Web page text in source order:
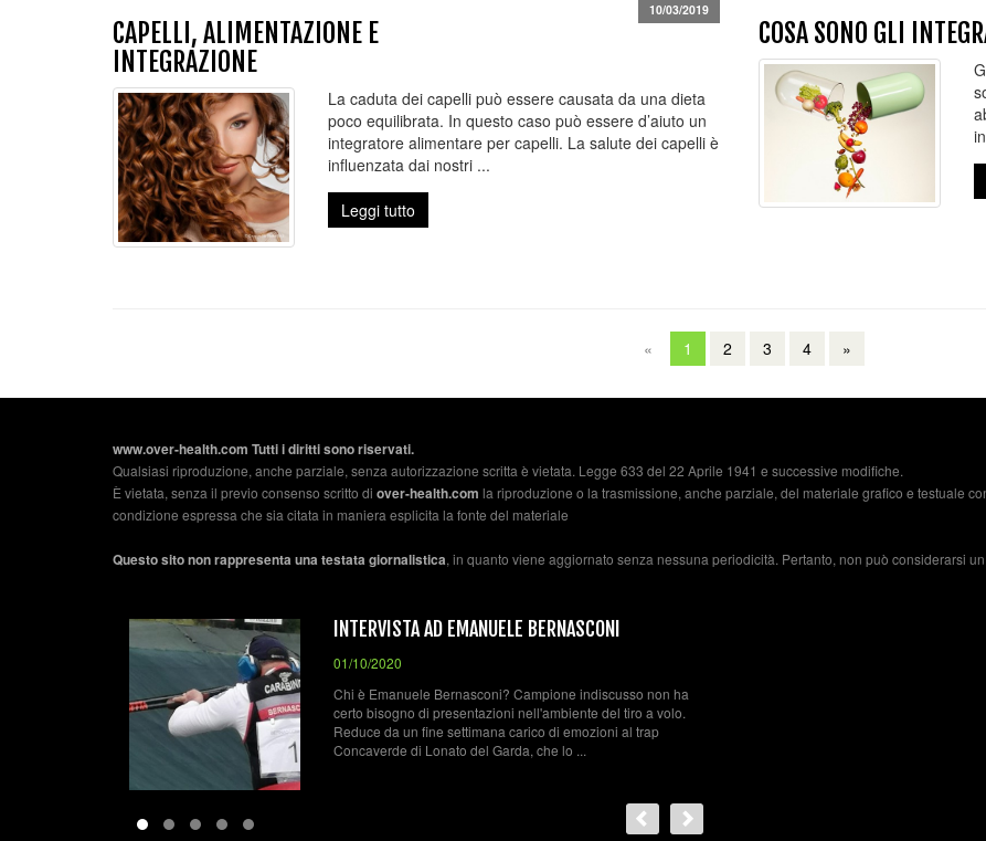
CAPELLI, ALIMENTAZIONE E
INTEGRAZIONE
10/03/2019
La caduta dei capelli può essere causata da una dieta
poco equilibrata. In questo caso può essere d’aiuto un
integratore alimentare per capelli. La salute dei capelli è
influenzata dai nostri ...
Leggi tutto
COSA SONO GLI
« 1 2 3 4 »
www.over-health.com Tutti i diritti sono riservati.
Qualsiasi riproduzione, anche parziale, senza autorizzazione scritta è vietata. Legge 633 del 22 Aprile 1941 e successive modifiche.
È vietata, senza il previo consenso scritto di over-health.com la riproduzione o la trasmissione, anche parziale, del materiale grafico e testuale
condizione espressa che sia citata in maniera esplicita la fonte del materiale
Questo sito non rappresenta una testata giornalistica, in quanto viene aggiornato senza nessuna periodicità. Pertanto, non può considerarsi
IL TIRO A VOLO
01/10/2020
Nel tiro a volo bisogna colpire un bersaglio, il piattello, in
movimento da una distanza che varia a seconda della
specialità. Si spara con un fucile a canna liscia e si cerca di
colpire il piattello che viene ...